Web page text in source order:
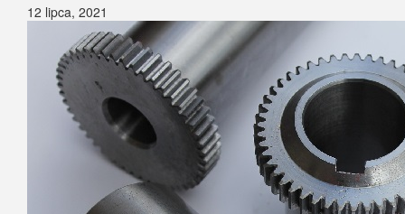
12 lipca, 2021